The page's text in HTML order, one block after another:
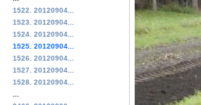
1522. 20120904...
1523. 20120904...
1524. 20120904...
1525. 20120904...
1526. 20120904...
1527. 20120904...
1528. 20120904...